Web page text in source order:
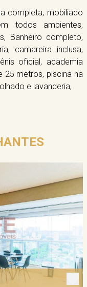
completa, mobiliado
todos ambientes,
Banheiro completo,
camareira inclusa,
oficial, academia
25 metros, piscina na
e lavanderia,